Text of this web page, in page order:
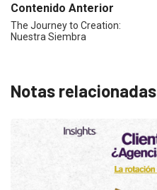
Contenido Anterior
The Journey to Creation:
Nuestra Siembra
Notas relacionadas